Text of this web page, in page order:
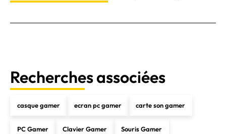
Recherches associées
casque gamer ecran pc gamer carte son gamer
PC Gamer Clavier Gamer Souris Gamer